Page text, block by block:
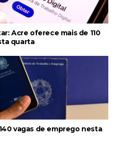
Acre oferece mais de 110
quarta
vagas de emprego nesta